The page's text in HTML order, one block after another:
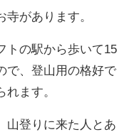
があります。
トの駅から歩いて15
で、登山用の格好で
ます。
山登りに来た人とあ